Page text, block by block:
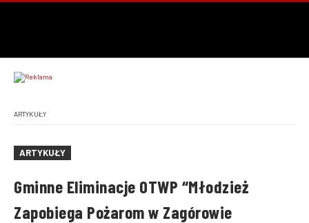
ARTYKUŁY
ARTYKUŁY
Gminne Eliminacje OTWP “Młodzież
Zapobiega Pożarom w Zagórowie